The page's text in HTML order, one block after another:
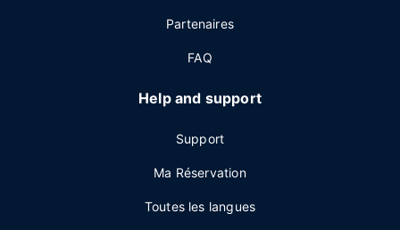
Partenaires
FAQ
Help and support
Support
Ma Réservation
Toutes les langues